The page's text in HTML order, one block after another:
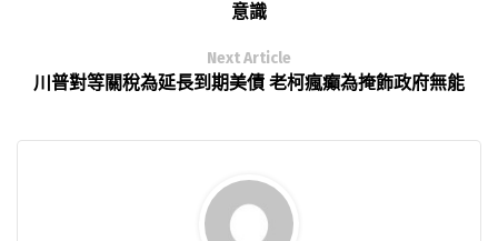
意識
Next Article
川普對等關稅為延長到期美債 老柯瘋癲為掩飾政府無能